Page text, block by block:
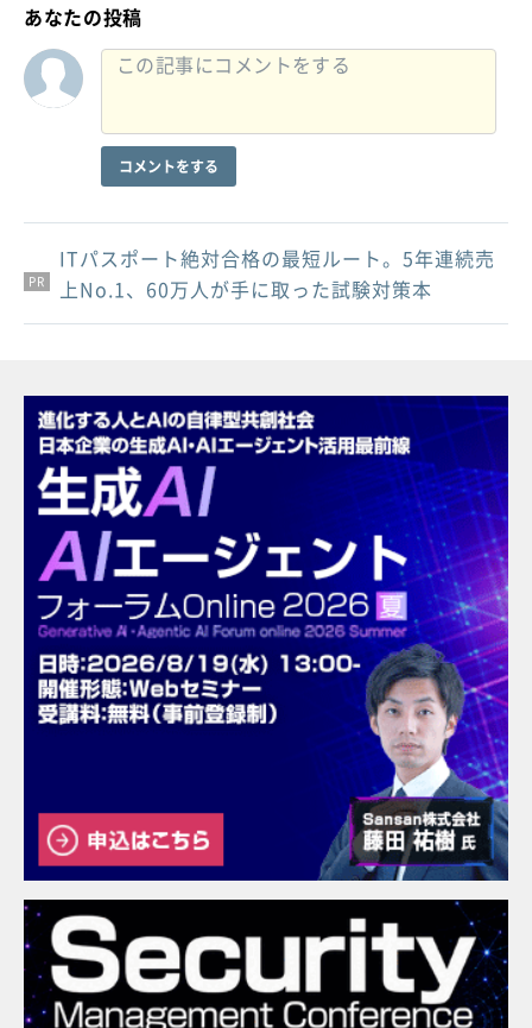
あなたの投稿
コメントをする
PR
PR
PR
ITパスポート絶対合格の最短ルート。5年連続売
上No.1、60万人が手に取った試験対策本